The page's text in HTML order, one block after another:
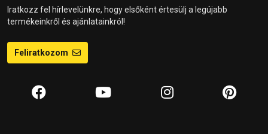
Iratkozz fel hírlevelünkre, hogy elsőként értesülj a legújabb
termékeinkről és ajánlatainkról!
Feliratkozom